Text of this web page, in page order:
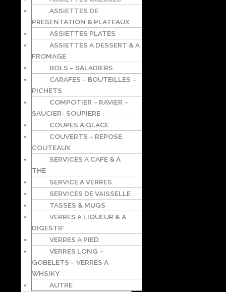
ASSIETTES DE
PRESENTATION & PLATEAUX
ASSIETTES PLATES
ASSIETTES A DESSERT & A
FROMAGE
BOLS – SALADIERS
CARAFES – BOUTEILLES –
PICHETS
COMPOTIER – RAVIER –
SAUCIER- SOUPIERE
COUPES A GLACE
COUVERTS – REPOSE
COUTEAUX
SERVICES A CAFE & A
THE
SERVICE A VERRES
SERVICES DE VAISSELLE
TASSES & MUGS
VERRES A LIQUEUR & A
DIGESTIF
VERRES A PIED
VERRES LONG –
GOBELETS – VERRES A
WHSIKY
AUTRE